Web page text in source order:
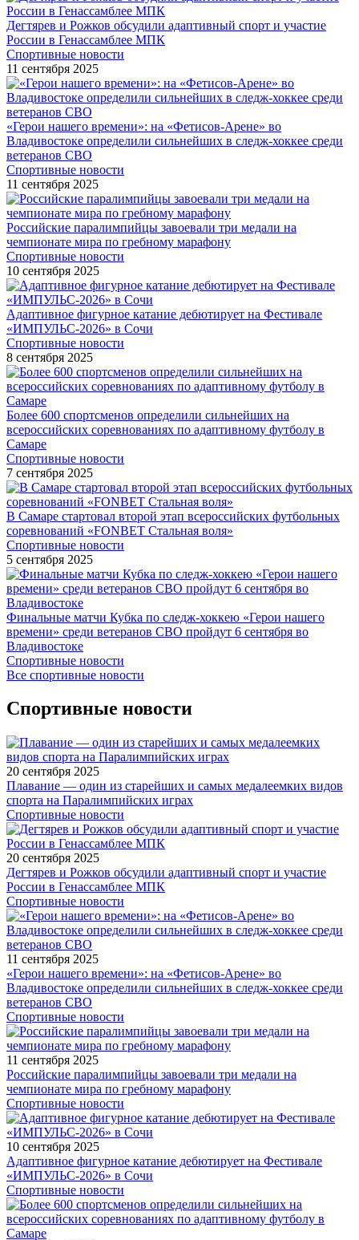
Дегтярев и Рожков обсудили адаптивный спорт и участие
России в Генассамблее МПК
Спортивные новости
11 сентября 2025
«Герои нашего времени»: на «Фетисов-Арене» во
Владивостоке определили сильнейших в следж-хоккее среди
ветеранов СВО
Спортивные новости
11 сентября 2025
Российские паралимпийцы завоевали три медали на
чемпионате мира по гребному марафону
Спортивные новости
10 сентября 2025
Адаптивное фигурное катание дебютирует на Фестивале
«ИМПУЛЬС-2026» в Сочи
Спортивные новости
8 сентября 2025
Более 600 спортсменов определили сильнейших на
всероссийских соревнованиях по адаптивному футболу в
Самаре
Спортивные новости
7 сентября 2025
В Самаре стартовал второй этап всероссийских футбольных
соревнований «FONBET Стальная воля»
Спортивные новости
5 сентября 2025
Финальные матчи Кубка по следж-хоккею «Герои нашего
времени» среди ветеранов СВО пройдут 6 сентября во
Владивостоке
Спортивные новости
Все спортивные новости
Спортивные новости
20 сентября 2025
Плавание — один из старейших и самых медалеемких видов
спорта на Паралимпийских играх
Спортивные новости
20 сентября 2025
Дегтярев и Рожков обсудили адаптивный спорт и участие
России в Генассамблее МПК
Спортивные новости
11 сентября 2025
«Герои нашего времени»: на «Фетисов-Арене» во
Владивостоке определили сильнейших в следж-хоккее среди
ветеранов СВО
Спортивные новости
11 сентября 2025
Российские паралимпийцы завоевали три медали на
чемпионате мира по гребному марафону
Спортивные новости
10 сентября 2025
Адаптивное фигурное катание дебютирует на Фестивале
«ИМПУЛЬС-2026» в Сочи
Спортивные новости